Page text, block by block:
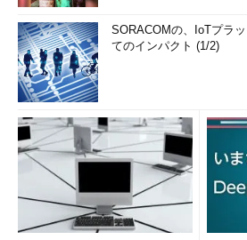
SORACOMの、IoTプラ
てのインパクト (1/2)